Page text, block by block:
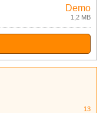
Demo
1,2 MB
13